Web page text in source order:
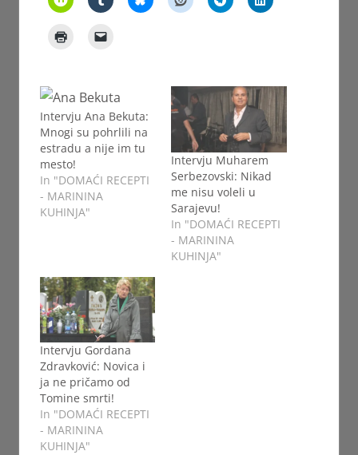
Intervju Ana Bekuta:
Mnogi su pohrlili na
estradu a nije im tu
mesto!
In "DOMAĆI RECEPTI
- MARININA
KUHINJA"
Intervju Muharem
Serbezovski: Nikad
me nisu voleli u
Sarajevu!
In "DOMAĆI RECEPTI
- MARININA
KUHINJA"
Intervju Gordana
Zdravković: Novica i
ja ne pričamo od
Tomine smrti!
In "DOMAĆI RECEPTI
- MARININA
KUHINJA"